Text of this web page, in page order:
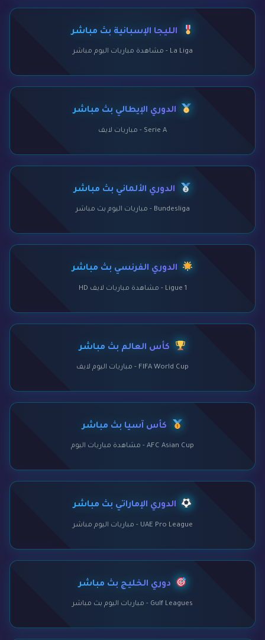
الليجا الإسبانية بث مباشر
La Liga - مشاهدة مباريات اليوم مباشر
الدوري الإيطالي بث مباشر
Serie A - مباريات لايف
الدوري الألماني بث مباشر
Bundesliga - مباريات اليوم بث مباشر
الدوري الفرنسي بث مباشر
Ligue 1 - مشاهدة مباريات لايف HD
كأس العالم بث مباشر
FIFA World Cup - مباريات اليوم لايف
كأس آسيا بث مباشر
AFC Asian Cup - مشاهدة مباريات اليوم
الدوري الإماراتي بث مباشر
UAE Pro League - مباريات اليوم مباشر
دوري الخليج بث مباشر
Gulf Leagues - مباريات اليوم بث مباشر